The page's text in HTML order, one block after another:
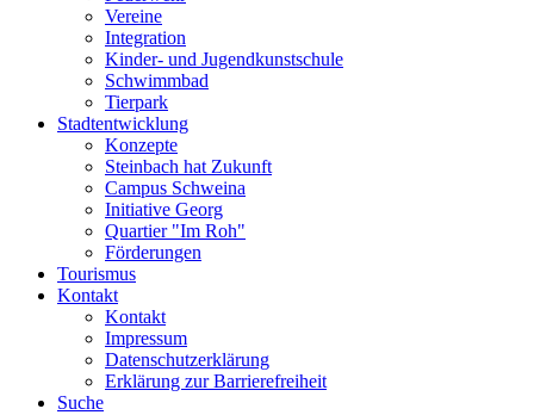
Vereine
Integration
Kinder- und Jugendkunstschule
Schwimmbad
Tierpark
Stadtentwicklung
Konzepte
Steinbach hat Zukunft
Campus Schweina
Initiative Georg
Quartier "Im Roh"
Förderungen
Tourismus
Kontakt
Kontakt
Impressum
Datenschutzerklärung
Erklärung zur Barrierefreiheit
Suche